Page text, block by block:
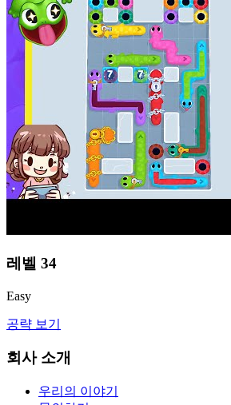
레벨 34
Easy
공략 보기
회사 소개
우리의 이야기